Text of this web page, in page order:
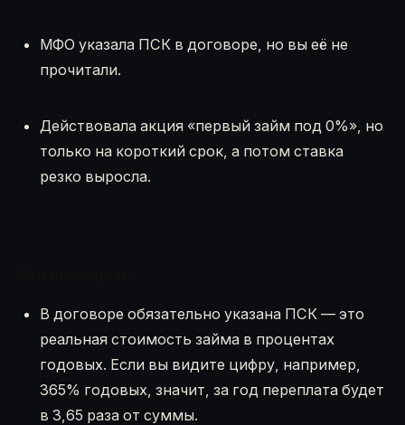
МФО указала ПСК в договоре, но вы её не
прочитали.
Действовала акция «первый займ под 0%», но
только на короткий срок, а потом ставка
резко выросла.
В договоре обязательно указана ПСК — это
реальная стоимость займа в процентах
годовых. Если вы видите цифру, например,
365% годовых, значит, за год переплата будет
в 3,65 раза от суммы.